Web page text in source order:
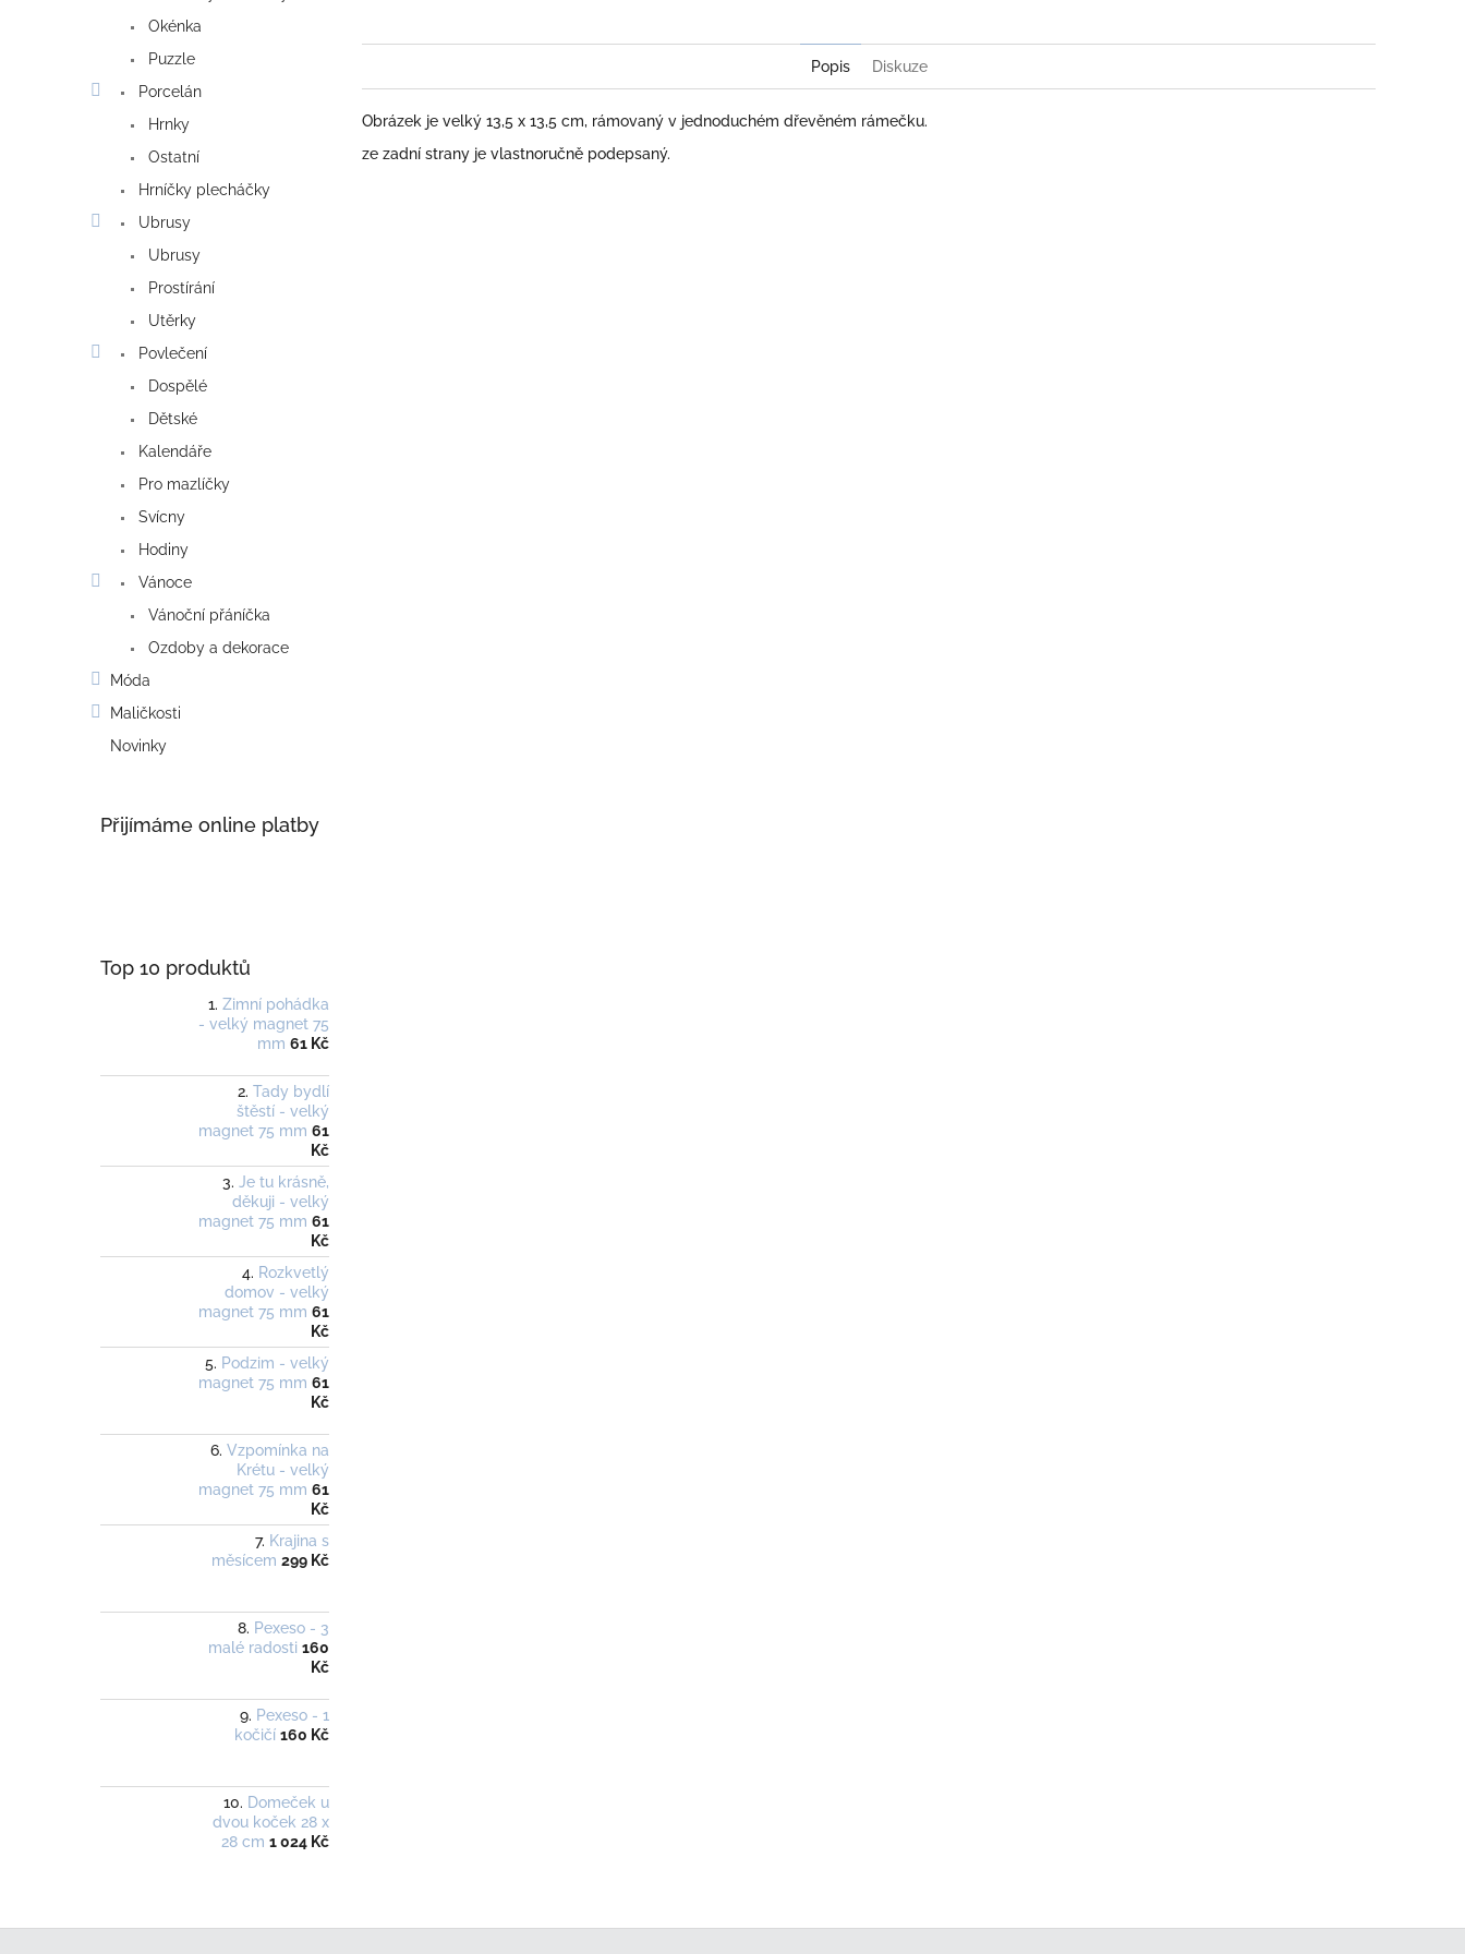
Okénka
Puzzle
Porcelán
Hrnky
Ostatní
Hrníčky plecháčky
Ubrusy
Ubrusy
Prostírání
Utěrky
Povlečení
Dospělé
Dětské
Kalendáře
Pro mazlíčky
Svícny
Hodiny
Vánoce
Vánoční přáníčka
Ozdoby a dekorace
Móda
Maličkosti
Novinky
Přijímáme online platby
Top 10 produktů
Zimní pohádka
- velký magnet 75
mm 61 Kč
Tady bydlí
štěstí - velký
magnet 75 mm 61
Kč
Je tu krásně,
děkuji - velký
magnet 75 mm 61
Kč
Rozkvetlý
domov - velký
magnet 75 mm 61
Kč
Podzim - velký
magnet 75 mm 61
Kč
Vzpomínka na
Krétu - velký
magnet 75 mm 61
Kč
Krajina s
měsícem 299 Kč
Pexeso - 3
malé radosti 160
Kč
Pexeso - 1
kočičí 160 Kč
Domeček u
dvou koček 28 x
28 cm 1 024 Kč
Popis Diskuze
Obrázek je velký 13,5 x 13,5 cm, rámovaný v jednoduchém dřevěném rámečku.
ze zadní strany je vlastnoručně podepsaný.